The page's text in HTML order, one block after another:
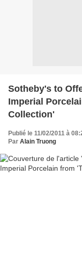
Sotheby's to
Imperial
Collection'
Publié le 11/02/2011 à
Par Alain Truong